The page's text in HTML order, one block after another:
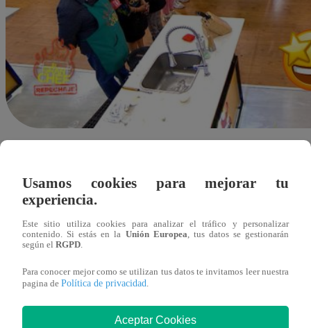
Este domingo 2 de junio a las 7:20 p.m.,
Adorable Criatura” . Prepárate para una noche llena
película que ha conquistado los corazones de
TE PUEDE INTERESAR |
hogar Canevaro
Usamos cookies para mejorar tu
experiencia.
Este sitio utiliza cookies para analizar el tráfico y personalizar
contenido. Si estás en la Unión Europea , tus datos se gestionarán
según el RGPD
Para conocer mejor como se utilizan tus datos te invitamos leer nuestra
pagina de Política de privacidad
Aceptar Cookies